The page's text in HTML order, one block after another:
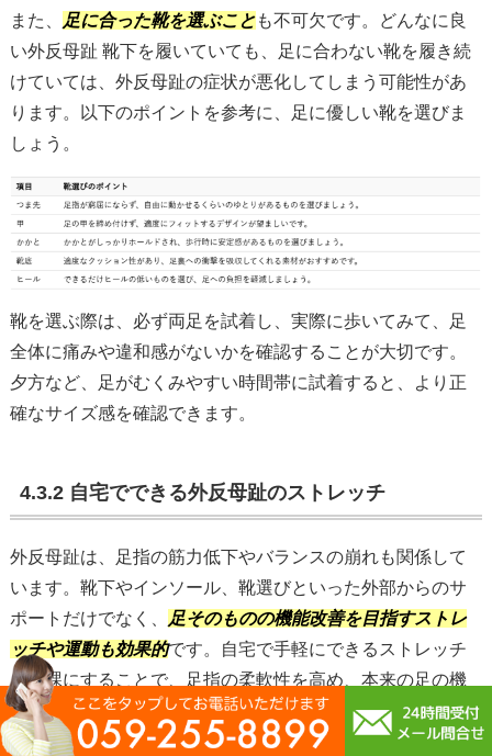
また、 足に合った靴を選ぶことも不可欠です。どんなに良
い外反母趾 靴下を履いていても、足に合わない靴を履き続
けていては、外反母趾の症状が悪化してしまう可能性があ
ります。以下のポイントを参考に、足に優しい靴を選びま
しょう。
靴を選ぶ際は、必ず両足を試着し、実際に歩いてみて、足
全体に痛みや違和感がないかを確認することが大切です。
夕方など、足がむくみやすい時間帯に試着すると、より正
確なサイズ感を確認できます。
4.3.2 自宅でできる外反母趾のストレッチ
外反母趾は、足指の筋力低下やバランスの崩れも関係して
います。靴下やインソール、靴選びといった外部からのサ
ポートだけでなく、
足そのものの機能改善を目指すストレ
ッチや運動も効果的です。自宅で手軽にできるストレッチ
を日課にすることで、足指の柔軟性を高め、本来の足の機
能を呼び戻す手助けになります。